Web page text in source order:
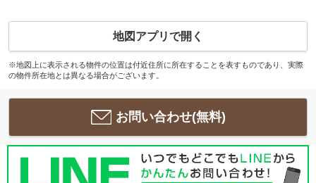
地図アプリで開く
※地図上に表示される物件の位置は付近住所に所在することを表すものであり、実際
の物件所在地とは異なる場合がございます。
お問い合わせ(無料)